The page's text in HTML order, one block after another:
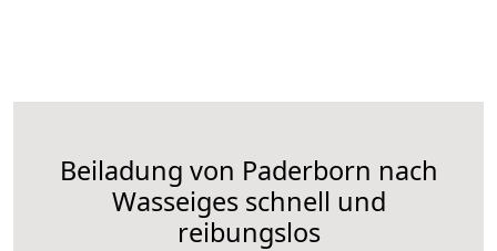
Beiladung von Paderborn nach
Wasseiges schnell und
reibungslos